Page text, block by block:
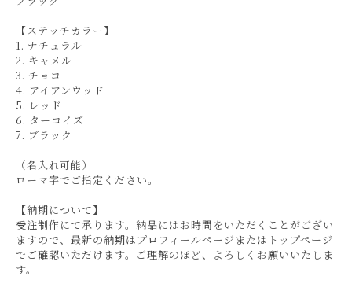
【ステッチカラー】
1. ナチュラル
2. キャメル
3. チョコ
4. アイアンウッド
5. レッド
6. ターコイズ
7. ブラック
（名入れ可能）
ローマ字でご指定ください。
【納期について】
受注制作にて承ります。納品にはお時間をいただくことがござい
ますので、最新の納期はプロフィールページまたはトップページ
でご確認いただけます。ご理解のほど、よろしくお願いいたしま
す。